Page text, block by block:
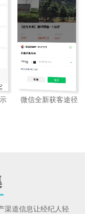
微信全新获客途径
渠道信息让经纪人轻